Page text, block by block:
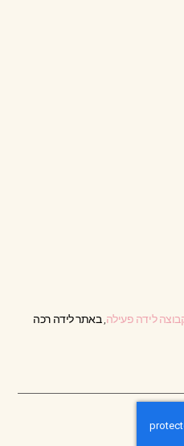
לידה פעילה , באתר לידה רכה